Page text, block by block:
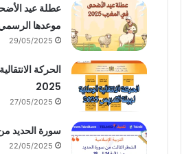
موعدها
29/05/2025
الحركة
2025
27/05/2025
سورة الحديد من الآية
22/05/2025